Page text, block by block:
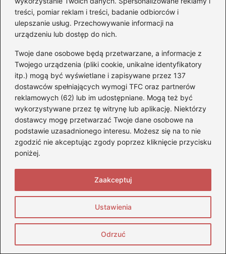
treści, pomiar reklam i treści, badanie odbiorców i
ulepszanie usług. Przechowywanie informacji na
urządzeniu lub dostęp do nich.
Twoje dane osobowe będą przetwarzane, a informacje z
Twojego urządzenia (pliki cookie, unikalne identyfikatory
itp.) mogą być wyświetlane i zapisywane przez 137
dostawców spełniających wymogi TFC oraz partnerów
reklamowych (62) lub im udostępniane. Mogą też być
wykorzystywane przez tę witrynę lub aplikację. Niektórzy
dostawcy mogę przetwarzać Twoje dane osobowe na
podstawie uzasadnionego interesu. Możesz się na to nie
zgodzić nie akceptując zgody poprzez kliknięcie przycisku
poniżej.
Ustawienia
Odrzuć
Zaakceptuj
Jak sprawdzić szczelność systemu
paliwowego?
wszystkie uszczelki i przewody są w dobrym
stanie, aby uniknąć ewentualnych wycieków.
Regularne sprawdzanie tych elementów
pomoże w uniknięciu problemów z
nieprzyjemnym zapachem.
Jak przechowywać paliwo, aby
zminimalizować ryzyko problemów z
Paliwo powinno być przechowywane w
suchym, chłodnym i dobrze wentylowanym
miejscu. Ważne jest również, aby używać
szczelnych pojemników z atestem i regularnie
sprawdzać ich stan oraz szczelność.